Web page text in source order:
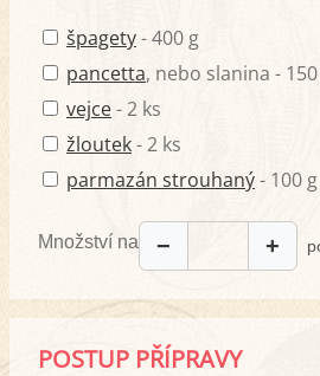
špagety- 400 g
pancetta, nebo slanina -
vejce- 2 ks
žloutek- 2 ks
parmazán strouhaný- 100 g
Množství na − +
POSTUP PŘÍPRAVY